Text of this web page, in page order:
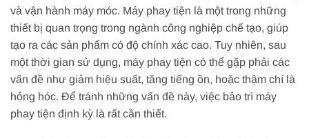
và vận hành máy móc. Máy phay tiện là một trong những
thiết bị quan trọng trong ngành công nghiệp chế tạo, giúp
tạo ra các sản phẩm có độ chính xác cao. Tuy nhiên, sau
một thời gian sử dụng, máy phay tiện có thể gặp phải các
vấn đề như giảm hiệu suất, tăng tiếng ồn, hoặc thậm chí là
hỏng hóc. Để tránh những vấn đề này, việc bảo trì máy
phay tiện định kỳ là rất cần thiết.